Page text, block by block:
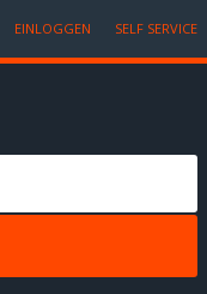
EINLOGGEN SELF SERVICE